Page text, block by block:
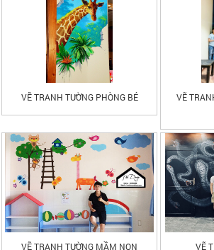
VẼ TRANH TƯỜNG PHÒNG BÉ
VẼ
VẼ TRANH TƯỜNG MẦM NON VẼ